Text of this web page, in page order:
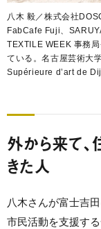
八木 毅／株式会社
FabCafe Fuji、
TEXTILE WEEK 事務
ている。名古屋芸術大
Supérieure d’art de
外から来て
きた人
八木さんが富士吉
市民活動を支援す